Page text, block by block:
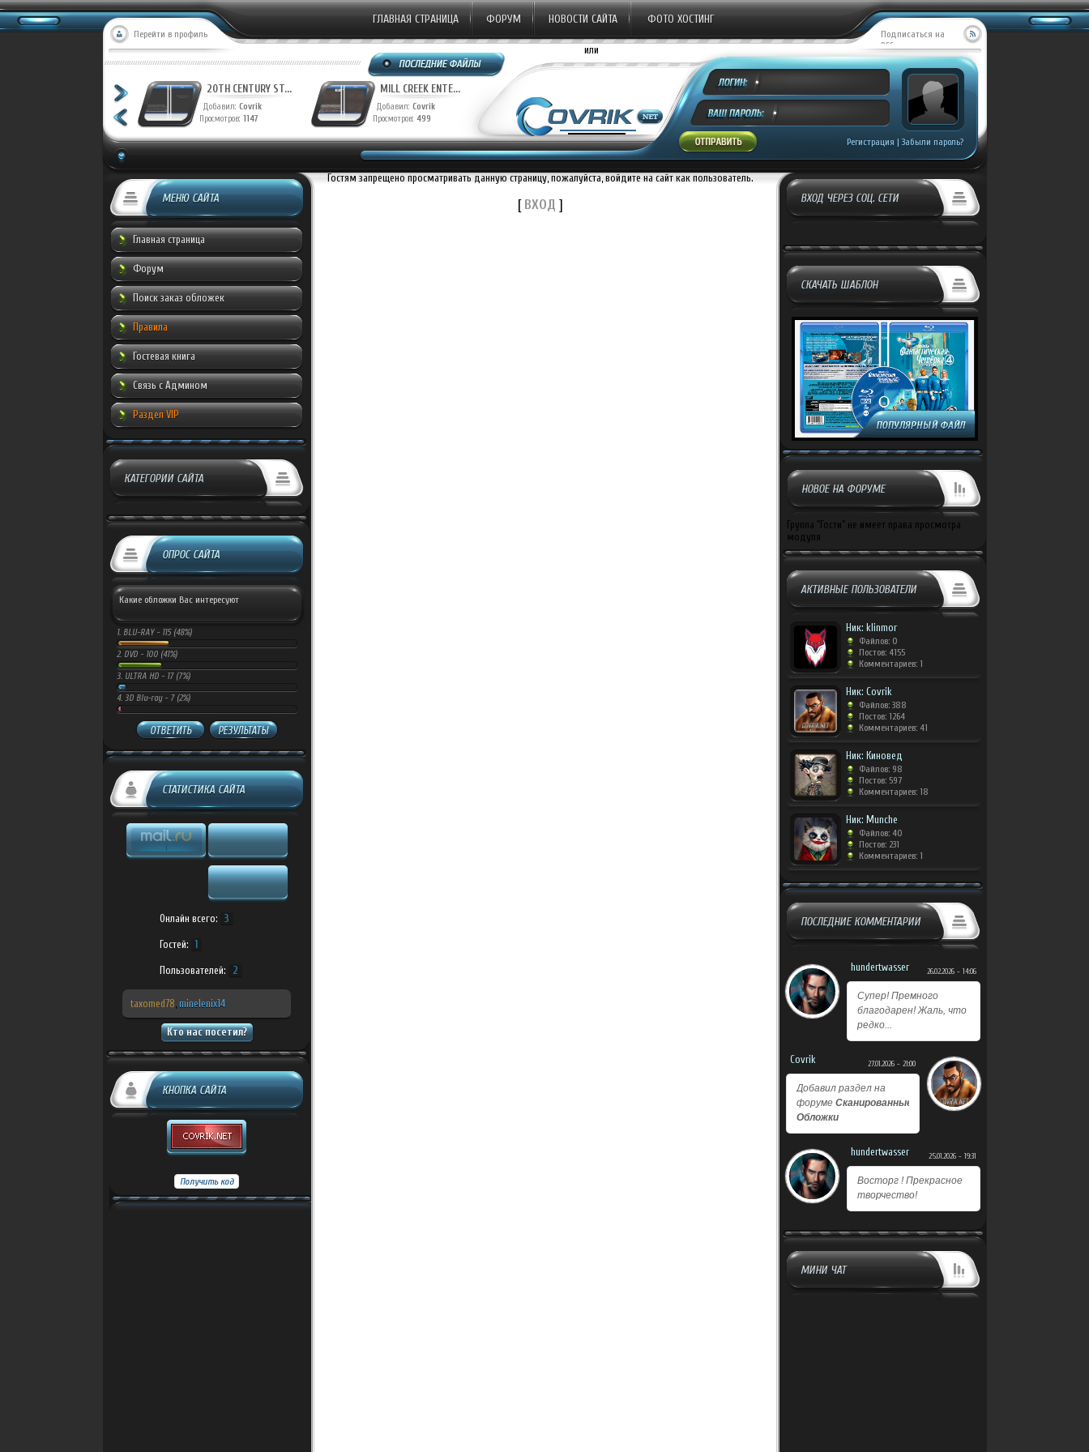
Перейти в профиль
ГЛАВНАЯ СТРАНИЦА ФОРУМ НОВОСТИ САЙТА ФОТО ХОСТИНГ
Подписаться на
RSS
20TH CENTURY ST... 20TH CENTURY ST...
Добавил: Covrik
Просмотров: 1147
MILL CREEK ENTE...
Добавил: Covrik
Просмотров: 499
Регистрация | Забыли пароль?
или
МЕНЮ САЙТА
Главная страница
Форум
Поиск заказ обложек
Правила
Гостевая книга
Связь с Админом
Раздел VIP
КАТЕГОРИИ САЙТА
ОПРОС САЙТА
Какие обложки Вас интересуют
1. BLU-RAY - 115 (48%)
2. DVD - 100 (41%)
3. ULTRA HD - 17 (7%)
4. 3D Blu-ray - 7 (2%)
ОТВЕТИТЬ РЕЗУЛЬТАТЫ
СТАТИСТИКА САЙТА
Онлайн всего: 3
Гостей: 1
Пользователей: 2
taxomed78, minelenix14
Кто нас посетил?
КНОПКА САЙТА
Гостям запрещено просматривать данную страницу, пожалуйста, войдите на сайт как пользователь.
[ВХОД ] ВХОД ЧЕРЕЗ СОЦ. СЕТИ
СКАЧАТЬ ШАБЛОН
НОВОЕ НА ФОРУМЕ
Группа "Гости" не имеет права просмотра
модуля
АКТИВНЫЕ ПОЛЬЗОВАТЕЛИ
Ник: klinmor
Файлов: 0
Постов: 4155
Комментариев: 1
Ник: Covrik
Файлов: 388
Постов: 1264
Комментариев: 41
Ник: Киновед
Файлов: 98
Постов: 597
Комментариев: 18
Ник: Munche
Файлов: 40
Постов: 231
Комментариев: 1
ПОСЛЕДНИЕ КОММЕНТАРИИ
hundertwasser 26.02.2026 - 14:06
Супер! Премного
благодарен! Жаль, что
редко...
Covrik 27.01.2026 - 21:00
Добавил раздел на
форуме Сканированные
Обложки
hundertwasser 25.01.2026 - 19:31
Восторг ! Прекрасное
творчество!
МИНИ ЧАТ